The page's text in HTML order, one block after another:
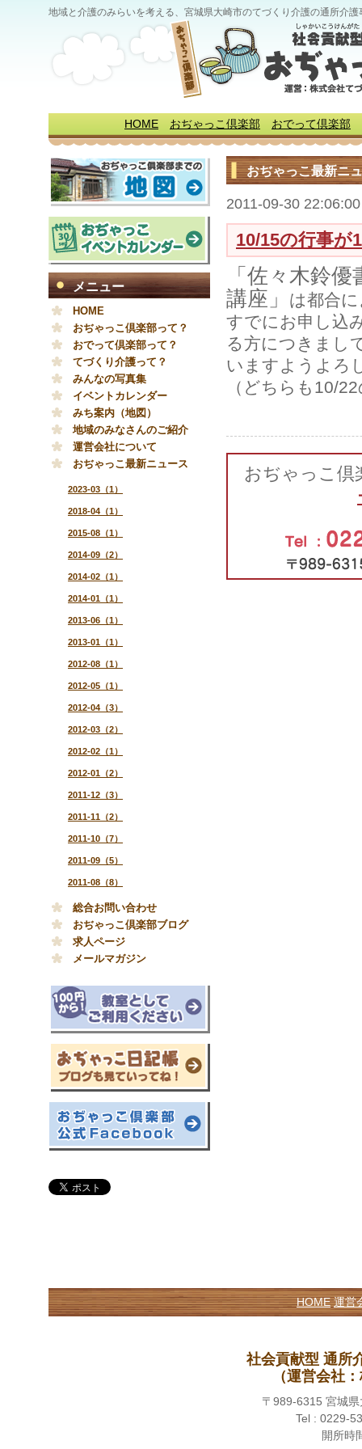
地域と介護のみらいを考える、宮城県大崎市のてづくり介護の通所介
HOME おぢゃっこ倶楽部 おでって倶楽部
おぢゃっこ最新ニ
2011-09-30 22:06:00
10/15の行事が
「佐々木鈴優
講座」
は都合
すでにお申し込
る方につきまし
いますようよろ
（どちらも10/
おぢゃっこ倶
メニュー
HOME
おぢゃっこ倶楽部って？
おでって倶楽部って？
てづくり介護って？
みんなの写真集
イベントカレンダー
みち案内（地図）
地域のみなさんのご紹介
運営会社について
おぢゃっこ最新ニュース
2023-03（1）
2018-04（1）
2015-08（1）
2014-09（2）
2014-02（1）
2014-01（1）
2013-06（1）
2013-01（1）
2012-08（1）
2012-05（1）
2012-04（3）
2012-03（2）
2012-02（1）
2012-01（2）
2011-12（3）
2011-11（2）
2011-10（7）
2011-09（5）
2011-08（8）
総合お問い合わせ
おぢゃっこ倶楽部ブログ
求人ページ
メールマガジン
HOME 運営
社会貢献型 通所
（運営会社
〒989-6315 宮城
Tel : 0229-
開所時